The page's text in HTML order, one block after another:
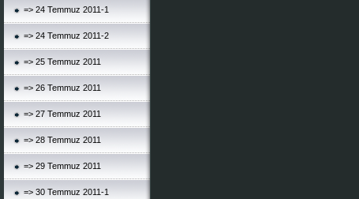
=> 24 Temmuz 2011-1
=> 24 Temmuz 2011-2
=> 25 Temmuz 2011
=> 26 Temmuz 2011
=> 27 Temmuz 2011
=> 28 Temmuz 2011
=> 29 Temmuz 2011
=> 30 Temmuz 2011-1